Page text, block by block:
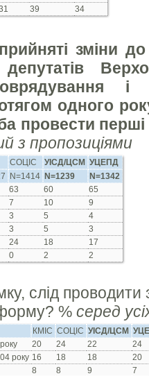
39 34
зміни до
одного
провести перші
з пропозиціями
СОЦІС УІСД/ЦСМ
УЦЕПД
N=1414 N=1239
N=1342
63 60
65
7 10
9
3 5
4
3 5
3
24 18
17
0 2 2
слід проводити
%серед
КМІС СОЦІС УІСД/ЦСМ
20 24 22
24
року 16 18 18
20
8 8 9
7